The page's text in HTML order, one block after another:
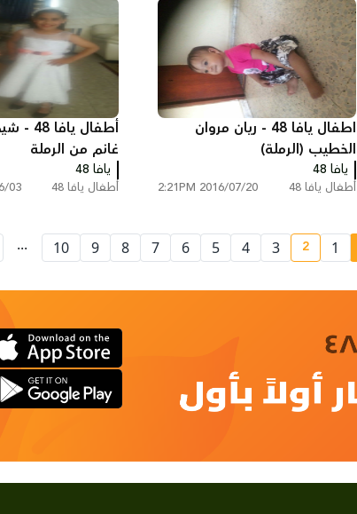
اطفال يافا 48 - ريان مروان
الخطيب (الرملة)
يافا 48
أطفال يافا 48 2016/07/20 2:21PM
أطفال
غانم من الرملة
يافا 48
أطفال يافا 48
1
current page number2
3
4
5
6
7
8
9
10
...